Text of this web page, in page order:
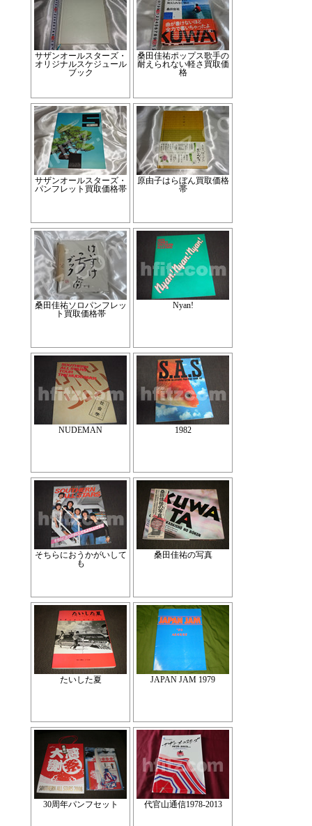
サザンオールスターズ・
オリジナルスケジュール
ブック
桑田佳祐ポップス歌手の
耐えられない軽さ買取価
格
サザンオールスターズ・
パンフレット買取価格帯
原由子はらぼん買取価格
帯
桑田佳祐ソロパンフレッ
ト買取価格帯
Nyan!
NUDEMAN 1982
そちらにおうかがいして
も
桑田佳祐の写真
たいした夏 JAPAN JAM 1979
30周年パンフセット 代官山通信1978-2013